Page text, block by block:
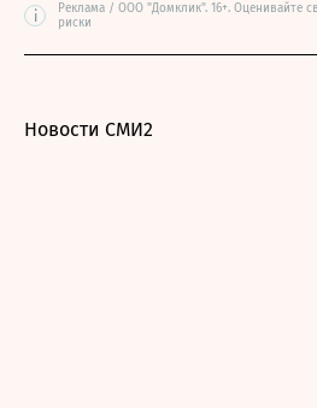
i
Реклама / ООО "Домклик". 16+. Оценивайте
риски
Новости СМИ2